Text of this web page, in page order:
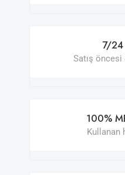
7/24
Satış öncesi
100%
Kullanan